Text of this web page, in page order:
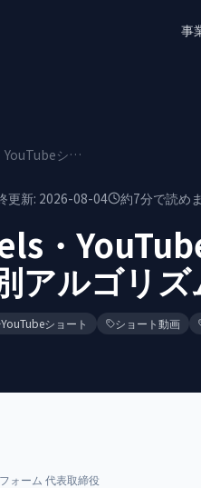
事
TikTok・Reels・YouTubeショート使い分け2026｜媒体別アルゴリズム
更新: 2026-08-04 約7分で読め
・
アルゴリズ
YouTubeショート ショート動画
ォーム 代表取締役